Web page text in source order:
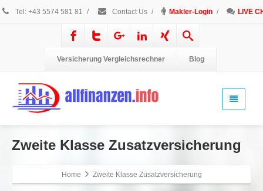
Tel: +43 5574 581 81 / Contact Us / Makler-Login / LIVE
Versicherung Vergleichsrechner Blog
Zweite Klasse Zusatzversicherung
Home Zweite Klasse Zusatzversicherung